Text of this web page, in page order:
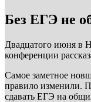
Без ЕГЭ не
Двадцатого июня в
конференции
Самое заметное
правило изменили.
сдавать ЕГЭ на